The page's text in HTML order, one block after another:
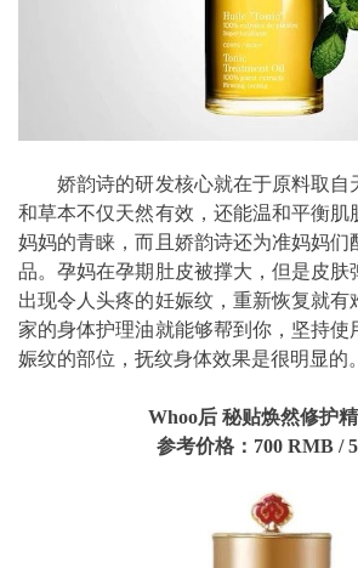
娇韵诗的研发核心就在于原料取自
和草本不仅天然有效，还能温和平衡肌
妈妈的青睐，而且娇韵诗还为准妈妈们
品。孕妈在孕期肚皮被撑大，但是皮肤
出现令人头疼的妊娠纹，重新恢复就有
家的身体护理油就能够帮到你，坚持使
娠纹的部位， 抚纹身体效果是很明显的。
Whoo后 秘贴焕然修护
参考价格：700 RMB /